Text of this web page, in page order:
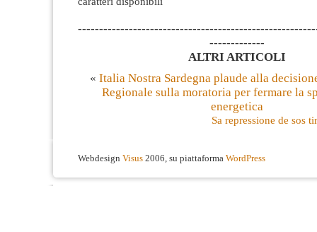
-------------
ALTRI ARTICOLI
« Italia Nostra Sardegna plaude alla
Regionale sulla moratoria per fermare la
energetica
Sa repressione de sos
Webdesign Visus 2006, su piattaforma WordPress